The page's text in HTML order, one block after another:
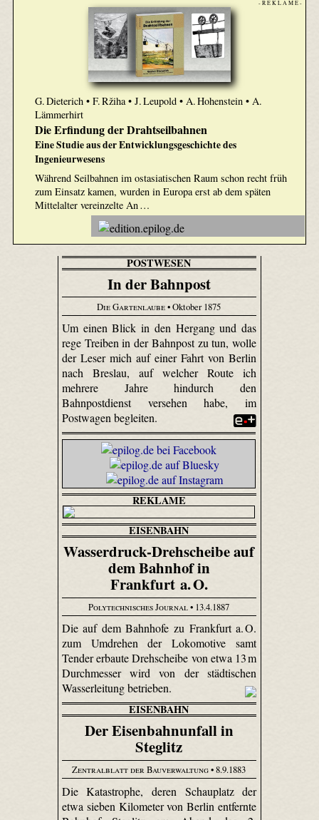
- R E K L A M E -
G. Dieterich • F. Ržiha • J. Leupold • A. Hohenstein • A.
Lämmerhirt
Die Erfindung der Drahtseilbahnen
Eine Studie aus der Entwicklungsgeschichte des
Ingenieurwesens
Während Seilbahnen im ostasiatischen Raum schon recht früh
zum Einsatz kamen, wurden in Europa erst ab dem späten
Mittelalter vereinzelte An …
POSTWESEN
In der Bahnpost
Die Gartenlaube• Oktober 1875
Um einen Blick in den Hergang und das
rege Treiben in der Bahnpost zu tun, wolle
der Leser mich auf einer Fahrt von Berlin
nach Breslau, auf welcher Route ich
mehrere Jahre hindurch den
Bahnpostdienst versehen habe, im
Postwagen begleiten.
REKLAME
EISENBAHN
Wasserdruck-Drehscheibe auf
dem Bahnhof in
Frankfurt a. O.
Polytechnisches Journal• 13.4.1887
Die auf dem Bahnhofe zu Frankfurt a. O.
zum Umdrehen der Lokomotive samt
Tender erbaute Drehscheibe von etwa 13 m
Durchmesser wird von der städtischen
Wasserleitung betrieben.
EISENBAHN
Der Eisenbahnunfall in
Steglitz
Zentralblatt der Bauverwaltung• 8.9.1883
Die Katastrophe, deren Schauplatz der
etwa sieben Kilometer von Berlin entfernte